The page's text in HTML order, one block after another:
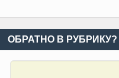
ОБРАТНО В РУБРИКУ?